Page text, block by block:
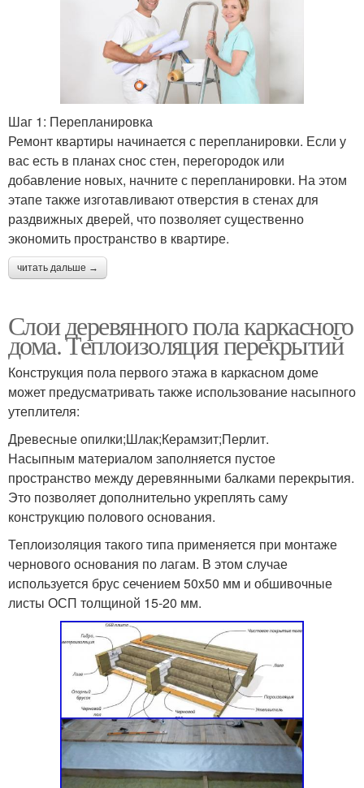
Шаг 1: Перепланировка
Ремонт квартиры начинается с перепланировки. Если у
вас есть в планах снос стен, перегородок или
добавление новых, начните с перепланировки. На этом
этапе также изготавливают отверстия в стенах для
раздвижных дверей, что позволяет существенно
экономить пространство в квартире.
читать дальше →
Слои деревянного пола каркасного
дома. Теплоизоляция перекрытий
Конструкция пола первого этажа в каркасном доме
может предусматривать также использование насыпного
утеплителя:
Древесные опилки;Шлак;Керамзит;Перлит.
Насыпным материалом заполняется пустое
пространство между деревянными балками перекрытия.
Это позволяет дополнительно укреплять саму
конструкцию полового основания.
Теплоизоляция такого типа применяется при монтаже
чернового основания по лагам. В этом случае
используется брус сечением 50х50 мм и обшивочные
листы ОСП толщиной 15-20 мм.